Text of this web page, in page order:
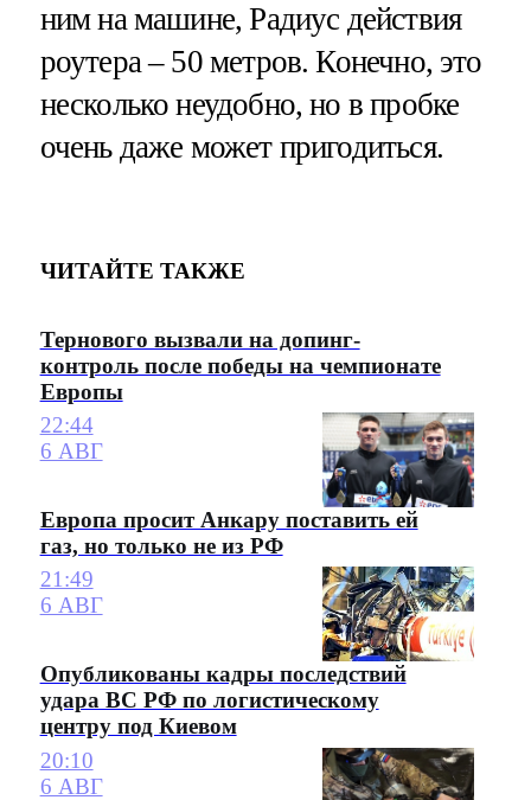
ним на машине, Радиус действия
роутера – 50 метров. Конечно, это
несколько неудобно, но в пробке
очень даже может пригодиться.
ЧИТАЙТЕ ТАКЖЕ
Тернового вызвали на допинг-
контроль после победы на чемпионате
Европы
22:44
6 АВГ
Европа просит Анкару поставить ей
газ, но только не из РФ
21:49
6 АВГ
Опубликованы кадры последствий
удара ВС РФ по логистическому
центру под Киевом
20:10
6 АВГ